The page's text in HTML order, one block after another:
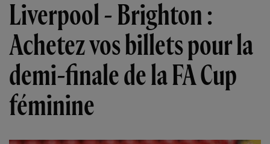
Liverpool - Brighton :
Achetez vos billets pour la
demi-finale de la FA Cup
féminine